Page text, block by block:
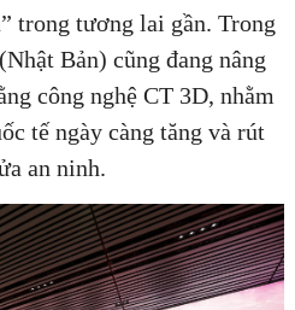
trong tương lai gần. Trong
Bản) cũng đang nâng
công nghệ CT 3D, nhằm
tế ngày càng tăng và rút
an ninh.